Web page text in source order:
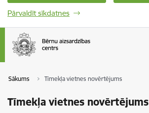
Pārvaldīt sīkdatnes
Sākums Tīmekļa vietnes novērtējums
Tīmekļa vietnes novērtējums